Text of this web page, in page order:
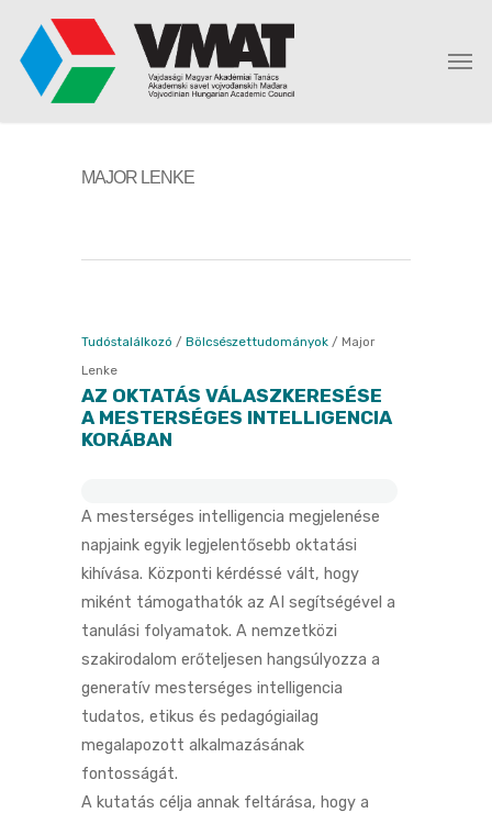
MAJOR LENKE
Tudóstalálkozó / Bölcsészettudományok / Major
Lenke
AZ OKTATÁS VÁLASZKERESÉSE
A MESTERSÉGES INTELLIGENCIA
KORÁBAN
A mesterséges intelligencia megjelenése
napjaink egyik legjelentősebb oktatási
kihívása. Központi kérdéssé vált, hogy
miként támogathatók az AI segítségével a
tanulási folyamatok. A nemzetközi
szakirodalom erőteljesen hangsúlyozza a
generatív mesterséges intelligencia
tudatos, etikus és pedagógiailag
megalapozott alkalmazásának
fontosságát.
A kutatás célja annak feltárása, hogy a